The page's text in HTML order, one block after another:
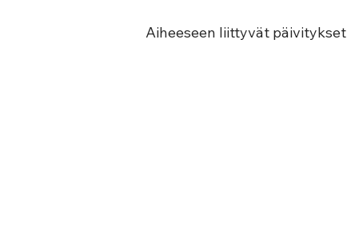
Aiheeseen liittyvät päivitykset